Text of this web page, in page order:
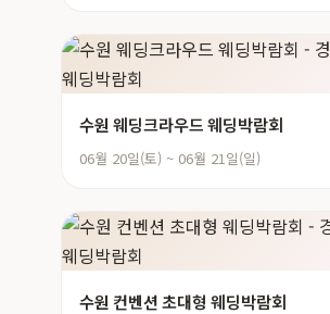
수원 웨딩크라우드 웨딩박람회
06월 20일(토) ~ 06월 21일(일)
수원 컨벤션 초대형 웨딩박람회